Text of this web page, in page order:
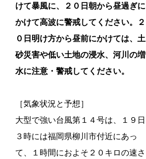
けて暴風に、２０日朝から昼過ぎに
かけて高波に警戒してください。２
０日明け方から昼前にかけては、土
砂災害や低い土地の浸水、河川の増
水に注意・警戒してください。
［気象状況と予想］
大型で強い台風第１４号は、１９日
３時には福岡県柳川市付近にあっ
て、１時間におよそ２０キロの速さ